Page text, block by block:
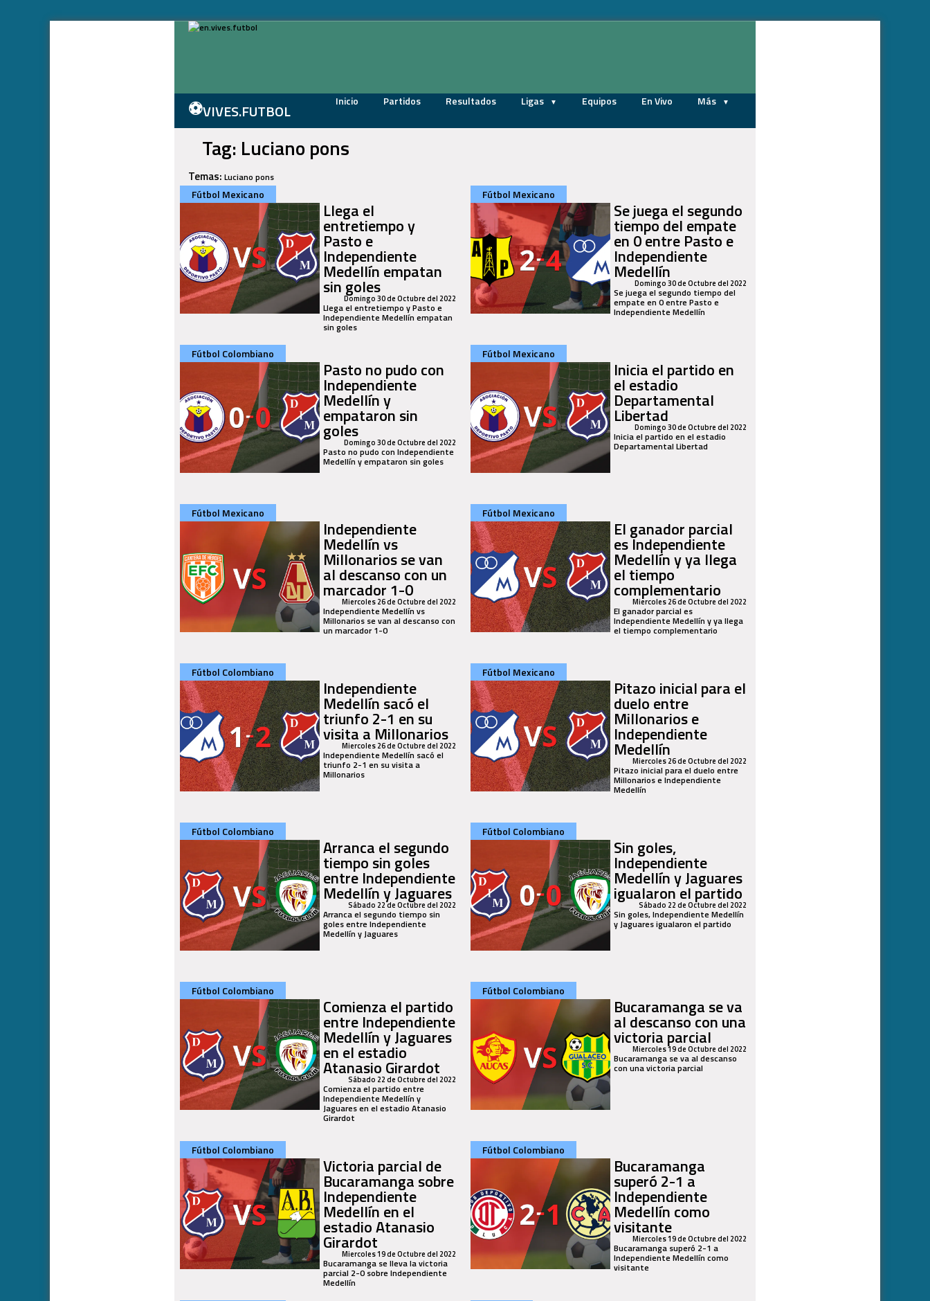
⚽VIVES.FUTBOL Inicio Partidos Resultados Ligas Equipos En Vivo Más
Tag: Luciano pons
Temas: Luciano pons
Fútbol Mexicano
Llega el
entretiempo y
Pasto e
Independiente
Medellín empatan
sin goles
Domingo 30 de Octubre del 2022
Llega el entretiempo y Pasto e
Independiente Medellín empatan
sin goles
Fútbol Mexicano
Se juega el segundo
tiempo del empate
en 0 entre Pasto e
Independiente
Medellín
Domingo 30 de Octubre del 2022
Se juega el segundo tiempo del
empate en 0 entre Pasto e
Independiente Medellín
Fútbol Colombiano
Pasto no pudo con
Independiente
Medellín y
empataron sin
golesDomingo 30 de Octubre del 2022
Pasto no pudo con Independiente
Medellín y empataron sin goles
Fútbol Mexicano
Inicia el partido en
el estadio
Departamental
Libertad
Domingo 30 de Octubre del 2022
Inicia el partido en el estadio
Departamental Libertad
Fútbol Mexicano
Independiente
Medellín vs
Millonarios se van
al descanso con un
marcador 1-0
Miercoles 26 de Octubre del 2022
Independiente Medellín vs
Millonarios se van al descanso con
un marcador 1-0
Fútbol Mexicano
El ganador parcial
es Independiente
Medellín y ya llega
el tiempo
complementario
Miercoles 26 de Octubre del 2022
El ganador parcial es
Independiente Medellín y ya llega
el tiempo complementario
Fútbol Colombiano
Independiente
Medellín sacó el
triunfo 2-1 en su
visita a Millonarios
Miercoles 26 de Octubre del 2022
Independiente Medellín sacó el
triunfo 2-1 en su visita a
Millonarios
Fútbol Mexicano
Pitazo inicial para el
duelo entre
Millonarios e
Independiente
Medellín
Miercoles 26 de Octubre del 2022
Pitazo inicial para el duelo entre
Millonarios e Independiente
Medellín
Fútbol Colombiano
Arranca el segundo
tiempo sin goles
entre Independiente
Medellín y Jaguares
Sábado 22 de Octubre del 2022
Arranca el segundo tiempo sin
goles entre Independiente
Medellín y Jaguares
Fútbol Colombiano
Sin goles,
Independiente
Medellín y Jaguares
igualaron el partido
Sábado 22 de Octubre del 2022
Sin goles, Independiente Medellín
y Jaguares igualaron el partido
Fútbol Colombiano
Comienza el partido
entre Independiente
Medellín y Jaguares
en el estadio
Atanasio Girardot
Sábado 22 de Octubre del 2022
Comienza el partido entre
Independiente Medellín y
Jaguares en el estadio Atanasio
Girardot
Fútbol Colombiano
Bucaramanga se va
al descanso con una
victoria parcial
Miercoles 19 de Octubre del 2022
Bucaramanga se va al descanso
con una victoria parcial
Fútbol Colombiano
Victoria parcial de
Bucaramanga sobre
Independiente
Medellín en el
estadio Atanasio
Girardot
Miercoles 19 de Octubre del 2022
Bucaramanga se lleva la victoria
parcial 2-0 sobre Independiente
Medellín
Fútbol Colombiano
Bucaramanga
superó 2-1 a
Independiente
Medellín como
visitante
Miercoles 19 de Octubre del 2022
Bucaramanga superó 2-1 a
Independiente Medellín como
visitante